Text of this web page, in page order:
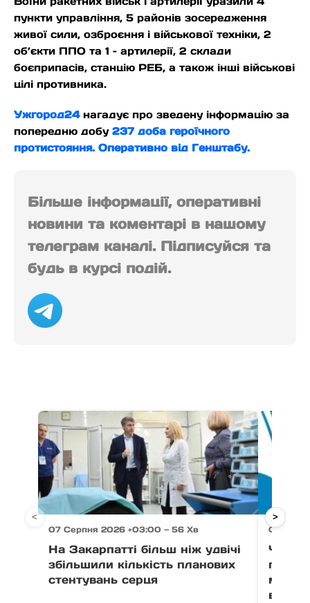
пункти управління, 5 районів зосередження
живої сили, озброєння і військової техніки, 2
об’єкти ППО та 1 – артилерії, 2 склади
боєприпасів, станцію РЕБ, а також інші військові
цілі противника.
Ужгород24нагадує про зведену інформацію за
попередню добу 237 доба героїчного
протистояння. Оперативно від Генштабу.
Більше інформації, оперативні
новини та коментарі в нашому
телеграм каналі. Підписуйся та
будь в курсі подій.
07 Серпня 2026 +03:00 — 56 Хв
На Закарпатті більш ніж удвічі
збільшили кількість планових
стентувань серця
07
Через
води
< >